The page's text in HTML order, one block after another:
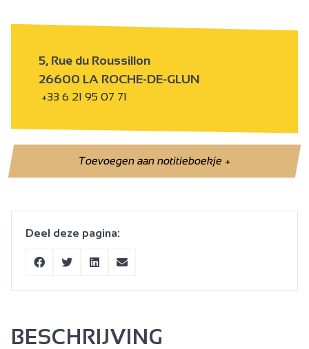
5, Rue du Roussillon
26600 LA ROCHE-DE-GLUN
+33 6 21 95 07 71
Toevoegen aan notitieboekje+
Deel deze pagina:
BESCHRIJVING